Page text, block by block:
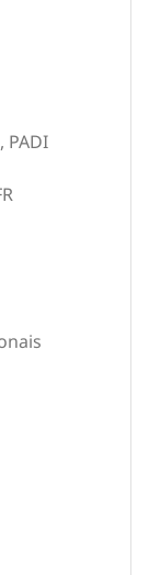
PADI